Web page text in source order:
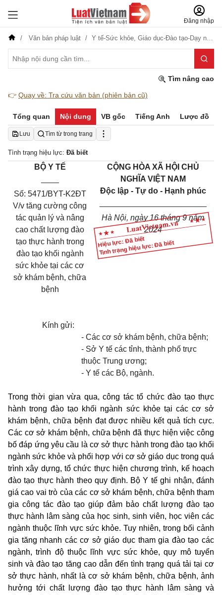
Đăng nhập
Văn bản pháp luật Y tế-Sức khỏe, Giáo dục-Đào tạo-Dạy nghề
Tìm nâng cao
👉 Quay về: Tra cứu văn bản (phiên bản cũ)
Tổng quan Nội dung VB gốc Tiếng Anh Lược đồ
Lưu Tìm từ trong trang
Tình trạng hiệu lực: Đã biết
Hiệu lực: Đã biết
Tình trạng hiệu lực: Đã biết
BỘ Y TẾ
Số: 5471/BYT-K2ĐT
V/v tăng cường công
tác quản lý và nâng
cao chất lượng đào
tạo thực hành trong
đào tạo khối ngành
sức khỏe tại các cơ
sở khám bệnh, chữa
bệnh
CỘNG HÒA XÃ HỘI CHỦ
NGHĨA VIỆT NAM
Độc lập - Tự do - Hạnh phúc
Hà Nội, ngày 16 tháng 9 năm
2024
Kính gửi:
- Các cơ sở khám bệnh, chữa bệnh;
- Sở Y tế các tỉnh, thành phố trực
thuộc Trung ương;
- Y tế các Bộ, ngành.
Trong thời gian vừa qua, công tác tổ chức đào tạo thực
hành trong đào tạo khối ngành sức khỏe tại các cơ sở
khám bệnh, chữa bệnh đạt được nhiều kết quả tích cực.
Các cơ sở khám bệnh, chữa bệnh đã thực hiện việc công
bố đáp ứng yêu cầu là cơ sở thực hành trong đào tạo khối
ngành sức khỏe và phối hợp với cơ sở giáo dục trong quá
trình xây dựng, tổ chức thực hiện chương trình, kế hoạch
đào tạo thực hành theo quy định. Bộ Y tế ghi nhận, đánh
giá cao vai trò của các cơ sở khám bệnh, chữa bệnh tham
gia công tác đào tạo giúp đảm bảo chất lượng đào tạo
thực hành lâm sàng của học sinh, sinh viên, học viên các
ngành thuộc lĩnh vực sức khỏe. Tuy nhiên, trong bối cảnh
gia tăng nhanh các cơ sở giáo dục tham gia đào tạo các
ngành, trình độ thuộc lĩnh vực sức khỏe, quy mô tuyển
sinh và đào tạo tăng cao dẫn đến tình trạng quá tải tại cơ
sở thực hành, nhất là cơ sở khám bệnh, chữa bệnh, ảnh
hưởng tới chất lượng đào tạo thực hành lâm sàng và